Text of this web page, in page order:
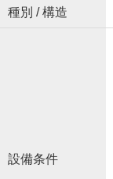
種別 / 構造
設備条件